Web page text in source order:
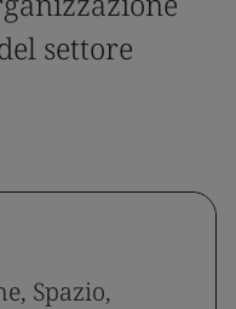
settore
Spazio,